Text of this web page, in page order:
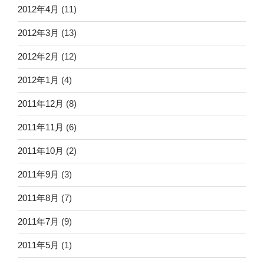
2012年4月 (11)
2012年3月 (13)
2012年2月 (12)
2012年1月 (4)
2011年12月 (8)
2011年11月 (6)
2011年10月 (2)
2011年9月 (3)
2011年8月 (7)
2011年7月 (9)
2011年5月 (1)